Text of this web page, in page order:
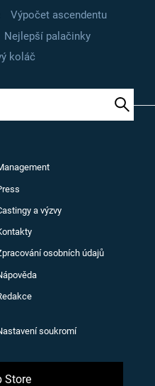
Výpočet ascendentu
Nejlepší palačinky
koláč
a výzvy
osobních údajů
soukromí
Store